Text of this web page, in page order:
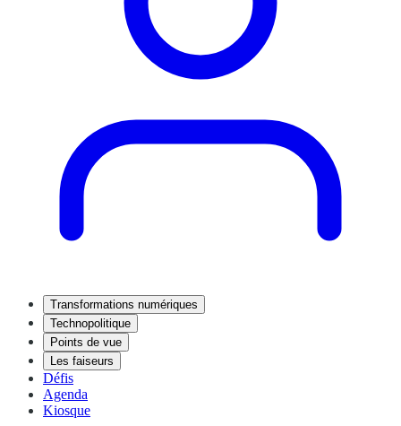
Transformations numériques
Technopolitique
Points de vue
Les faiseurs
Défis
Agenda
Kiosque